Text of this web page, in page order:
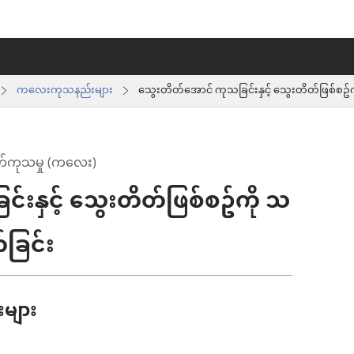
ကလေးကုသနည်းများ သွေးတိတ်အောင် ကုသခြင်းနှင့် သွေးတိတ်ဖြစ်စ
တ်ကုသမှု (ကလေး)
းနှင့် သွေးတိတ်ဖြစ်စဥ်ကို သ
င်း
ား